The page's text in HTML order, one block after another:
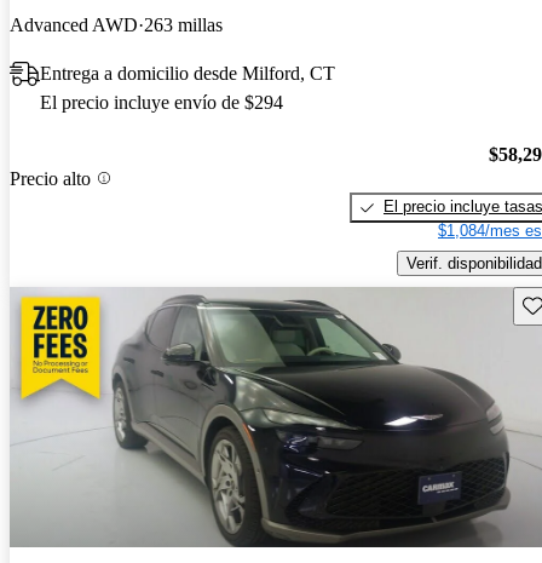
Advanced AWD 263 millas
Entrega a domicilio desde Milford, CT
El precio incluye envío de $294
Precio alto
El precio incluye tasas
$1,084/mes
Verif. disponibilidad